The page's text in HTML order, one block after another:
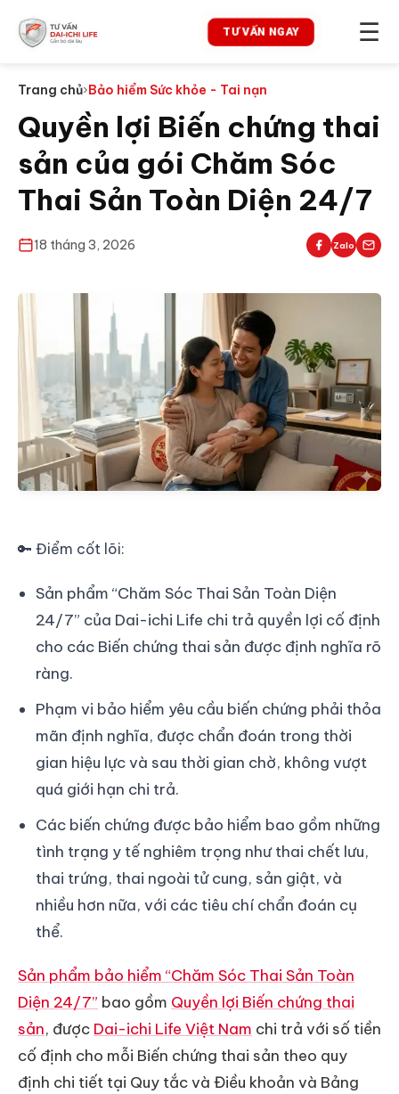
TƯ VẤN NGAY ☰
Trang chủ›Bảo hiểm Sức khỏe - Tai nạn
Quyền lợi Biến chứng thai
sản của gói Chăm Sóc
Thai Sản Toàn Diện 24/7
18 tháng 3, 2026 Zalo
🔑 Điểm cốt lõi:
Sản phẩm “Chăm Sóc Thai Sản Toàn Diện
24/7” của Dai-ichi Life chi trả quyền lợi cố định
cho các Biến chứng thai sản được định nghĩa rõ
ràng.
Phạm vi bảo hiểm yêu cầu biến chứng phải thỏa
mãn định nghĩa, được chẩn đoán trong thời
gian hiệu lực và sau thời gian chờ, không vượt
quá giới hạn chi trả.
Các biến chứng được bảo hiểm bao gồm những
tình trạng y tế nghiêm trọng như thai chết lưu,
thai trứng, thai ngoài tử cung, sản giật, và
nhiều hơn nữa, với các tiêu chí chẩn đoán cụ
thể.
Sản phẩm bảo hiểm “Chăm Sóc Thai Sản Toàn
Diện 24/7” bao gồm Quyền lợi Biến chứng thai
sản, được Dai-ichi Life Việt Nam chi trả với số tiền
cố định cho mỗi Biến chứng thai sản theo quy
định chi tiết tại Quy tắc và Điều khoản và Bảng